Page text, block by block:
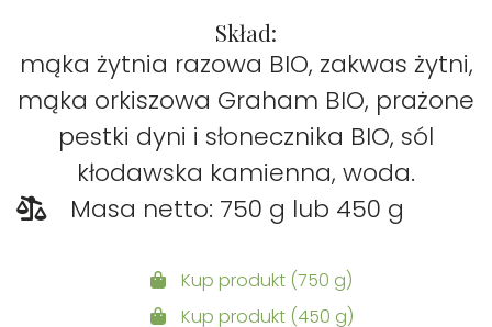
Skład:
mąka żytnia razowa BIO, zakwas żytni,
mąka orkiszowa Graham BIO, prażone
pestki dyni i słonecznika BIO, sól
kłodawska kamienna, woda.
Masa netto: 750 g lub 450 g
Kup produkt (750 g)
Kup produkt (450 g)